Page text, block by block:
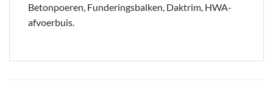
Betonpoeren, Funderingsbalken, Daktrim, HWA-
afvoerbuis.